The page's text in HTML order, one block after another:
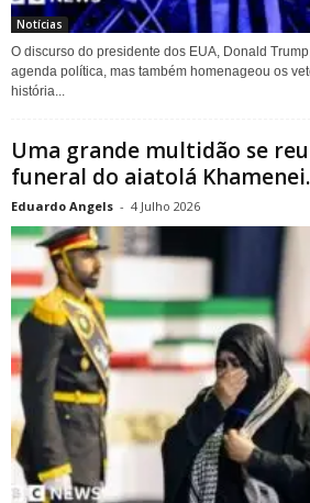
Notícias
O discurso do presidente dos EUA, Donald
agenda política, mas também homenageou os
história...
Uma grande multidão se
funeral do aiatolá
Eduardo Angels - 4 Julho 2026